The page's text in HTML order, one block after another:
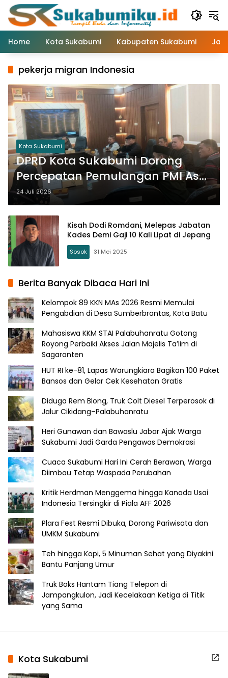
Langsung
konten
Home
Kota Sukabumi Kabupaten Sukabumi
pekerja migran Indonesia
Kota Sukabumi
DPRD Kota Sukabumi Dorong
Percepatan Pemulangan PMI Asal
Cikole
24 Juli 2026
Kisah Dodi Romdani, Melepas Jabatan
Kades Demi Gaji 10 Kali Lipat di Jepang
Sosok 31 Mei 2025
Berita Banyak Dibaca Hari Ini
Kelompok 89 KKN MAs 2026 Resmi Memulai
Pengabdian di Desa Sumberbrantas, Kota Batu
Mahasiswa KKM STAI Palabuhanratu Gotong
Royong Perbaiki Akses Jalan Majelis Ta’lim di
Sagaranten
HUT RI ke-81, Lapas Warungkiara Bagikan 100 Paket
Bansos dan Gelar Cek Kesehatan Gratis
Diduga Rem Blong, Truk Colt Diesel Terperosok di
Jalur Cikidang–Palabuhanratu
Heri Gunawan dan Bawaslu Jabar Ajak Warga
Sukabumi Jadi Garda Pengawas Demokrasi
Cuaca Sukabumi Hari Ini Cerah Berawan, Warga
Diimbau Tetap Waspada Perubahan
Kritik Herdman Menggema hingga Kanada Usai
Indonesia Tersingkir di Piala AFF 2026
Plara Fest Resmi Dibuka, Dorong Pariwisata dan
UMKM Sukabumi
Teh hingga Kopi, 5 Minuman Sehat yang Diyakini
Bantu Panjang Umur
Truk Boks Hantam Tiang Telepon di
Jampangkulon, Jadi Kecelakaan Ketiga di Titik
yang Sama
Kota Sukabumi